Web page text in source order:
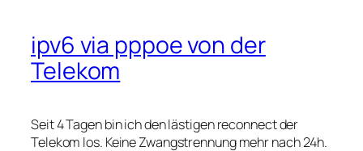
ipv6 via pppoe von der
Telekom
Seit 4 Tagen bin ich den lästigen reconnect der
Telekom los. Keine Zwangstrennung mehr nach 24h.